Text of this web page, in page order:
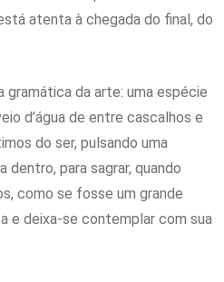
atenta à chegada do final, do
gramática da arte: uma espécie
d’água de entre cascalhos e
do ser, pulsando uma
dentro, para sagrar, quando
como se fosse um grande
e deixa-se contemplar com sua